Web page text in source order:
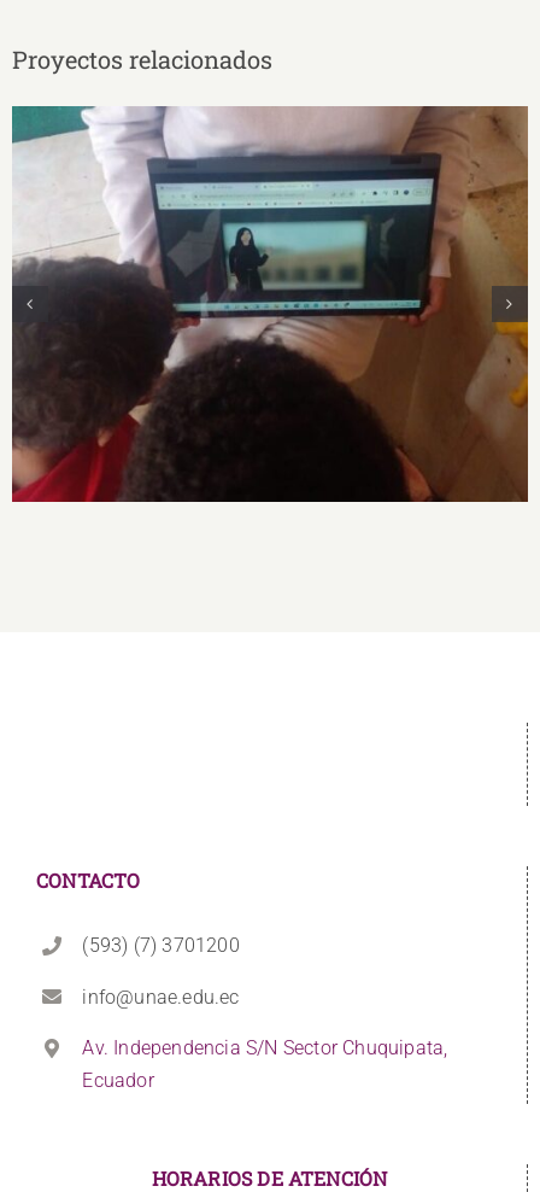
Proyectos relacionados
Taller “Relatos biográficos en animaciones
visuales sobre artistas ecuatorianas con un
enfoque interseccional”
CONTACTO
(593) (7) 3701200
info@unae.edu.ec
Av. Independencia S/N Sector Chuquipata,
Ecuador
HORARIOS DE ATENCIÓN